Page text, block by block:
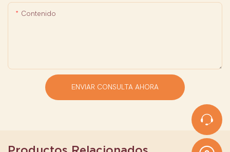
Contenido
ENVIAR CONSULTA AHORA